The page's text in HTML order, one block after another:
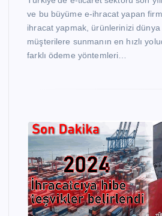
ve bu büyüme e-ihracat yapan
ihracat yapmak, ürünlerinizi dünya
müşterilere sunmanın en hızlı
farklı ödeme yöntemleri…